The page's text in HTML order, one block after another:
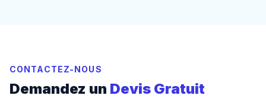
CONTACTEZ-NOUS
Demandez un Devis Gratuit